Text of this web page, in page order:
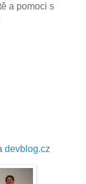
a pomoci s
devblog.cz